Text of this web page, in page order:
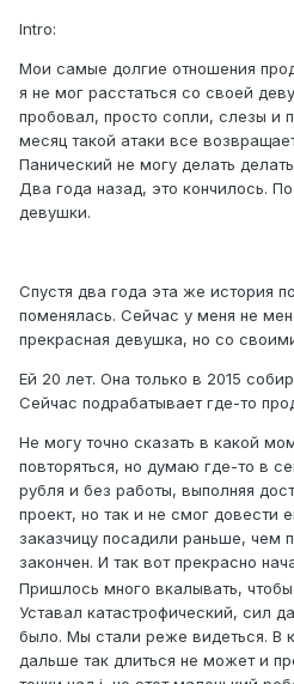
Intro:
Мои самые долгие отношения
я не мог расстаться со своей
пробовал, просто сопли, слезы и
месяц такой атаки все
Панический не могу делать
Два года назад, это кончилось.
девушки.
Спустя два года эта же история
поменялась. Сейчас у меня не
прекрасная девушка, но со
Ей 20 лет. Она только в 2015
Сейчас подрабатывает где-то
Не могу точно сказать в какой
повторяться, но думаю где-то в
рубля и без работы, выполняя
проект, но так и не смог довести
заказчицу посадили раньше, чем
закончен. И так вот прекрасно
Пришлось много вкалывать,
Уставал катастрофический, сил
было. Мы стали реже видеться. В
дальше так длиться не может и